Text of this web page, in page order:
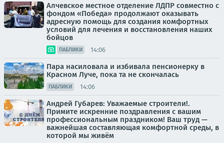
Алчевское местное отделение ЛДПР совместно с
фондом «Победа» продолжают оказывать
адресную помощь для создания комфортных
условий для лечения и восстановления наших
бойцов
ПАБЛИКИ 14:06
Пара насиловала и избивала пенсионерку в
Красном Луче, пока та не скончалась
ПАБЛИКИ 14:06
Андрей Губарев: Уважаемые строители!.
Примите искренние поздравления с вашим
профессиональным праздником! Ваш труд —
важнейшая составляющая комфортной среды, в
которой мы живём